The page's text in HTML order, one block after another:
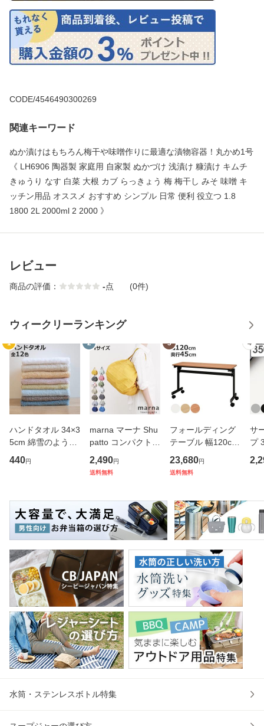
CODE/4546490300269
関連キーワード
ぬか漬けはもちろん梅干や味噌作りに最適な漬物容器！丸かめ1号
《 LH6906 陶器製 家庭用 自家製 ぬかづけ 浅漬け 糠漬け キムチ
きゅうり なす 白菜 大根 カブ らっきょう 梅 梅干し みそ 味噌 キ
ッチン用品 オススメ おすすめ シンプル 日常 便利 役立つ 1.8
1800 2L 2000ml 2 2000 》
レビュー
商品の評価： -点 (0件)
ウィークリーランキング
1
ハンドタオル 34×3
5cm 綿雪のような
タオル ベルベット
カラー （ タオル
ンカチ 洗面タオル
綿 コッ
440円
2
marna マーナ Shu
patto コンパクトバ
ッグ M／2020 S46
7 （ シュパット エ
物バッグ 洗濯可能
北欧 コ
2,490円
送料無料
3
フォールディング
テーブル 幅120cm
奥行き45cm キャ
スター付き 折りた
ッキング 会議机 ミ
ーティング
23,680円
送料無料
4
サ
プ
フ
ス
マ
保
水筒・ステンレスボトル特集